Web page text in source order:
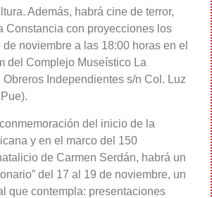
Además, habrá cine de terror,
Constancia con proyecciones los
noviembre a las 18:00 horas en el
del Complejo Museístico La
Obreros Independientes s/n Col. Luz
del inicio de la
y en el marco del 150
de Carmen Serdán, habrá un
del 17 al 19 de noviembre, un
que contempla: presentaciones